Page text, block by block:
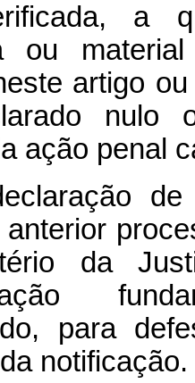
a
ou
artigo
nulo
ação penal
da
para
notificação.